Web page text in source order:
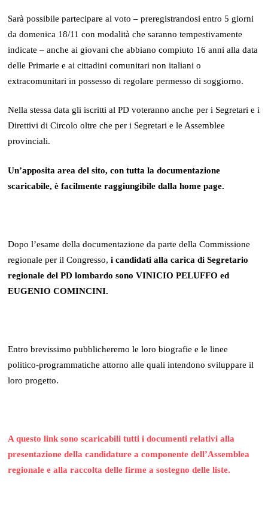
Sarà possibile partecipare al voto – preregistrandosi entro 5 giorni
da domenica 18/11 con modalità che saranno tempestivamente
indicate – anche ai giovani che abbiano compiuto 16 anni alla data
delle Primarie e ai cittadini comunitari non italiani o
extracomunitari in possesso di regolare permesso di soggiorno.
Nella stessa data gli iscritti al PD voteranno anche per i Segretari e i
Direttivi di Circolo oltre che per i Segretari e le Assemblee
provinciali.
Un’apposita area del sito, con tutta la documentazione
scaricabile, è facilmente raggiungibile dalla home page.
Dopo l’esame della documentazione da parte della Commissione
regionale per il Congresso,i candidati alla carica di Segretario
regionale del PD lombardo sono VINICIO PELUFFO ed
EUGENIO COMINCINI.
Entro brevissimo pubblicheremo le loro biografie e le linee
politico-programmatiche attorno alle quali intendono sviluppare il
loro progetto.
A questo link sono scaricabili tutti i documenti relativi alla
presentazione della candidature a componente dell’Assemblea
regionale e alla raccolta delle firme a sostegno delle liste.